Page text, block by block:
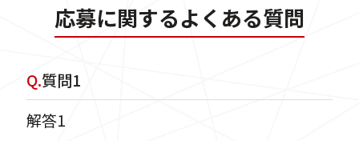
応募に関するよくある質問
Q.質問1
解答1